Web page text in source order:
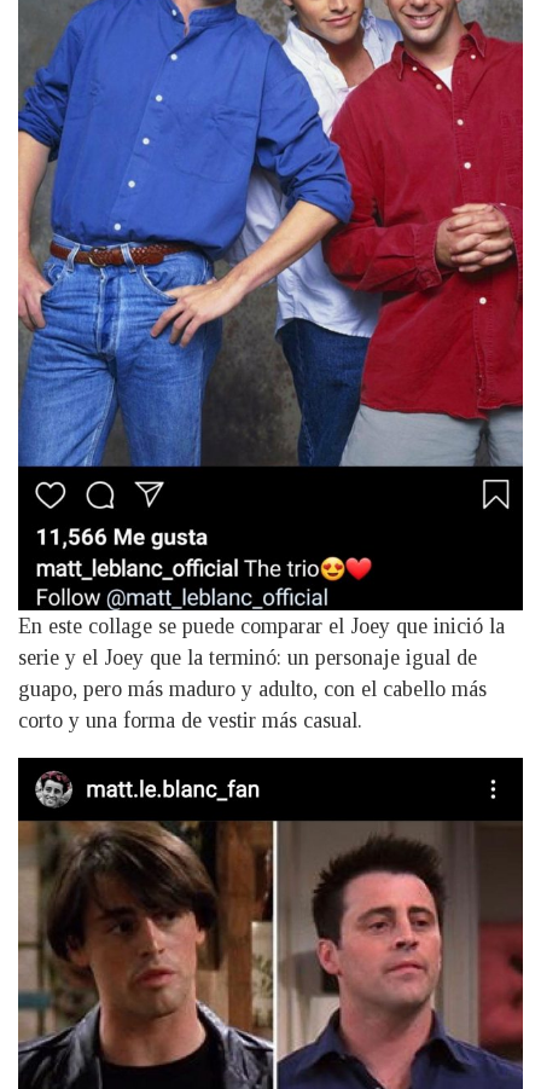
En este collage se puede comparar el Joey que inició la
serie y el Joey que la terminó: un personaje igual de
guapo, pero más maduro y adulto, con el cabello más
corto y una forma de vestir más casual.